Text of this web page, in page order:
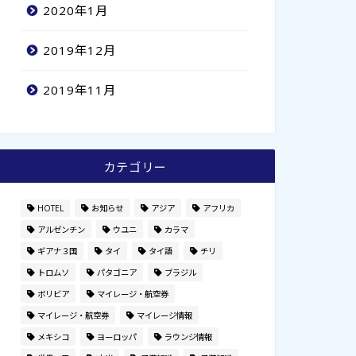
2020年1月
2019年12月
2019年11月
カテゴリー
HOTEL お知らせ アジア
アフリカ
アルゼンチン
ウユニ
カラマ
ギアナ３国
タイ タイ語
チリ
トロムソ
パタゴニア
ブラジル
ボリビア
マイレージ・航空券
マイレージ・航空券
マイレージ情報
メキシコ
ヨーロッパ
ラウンジ情報